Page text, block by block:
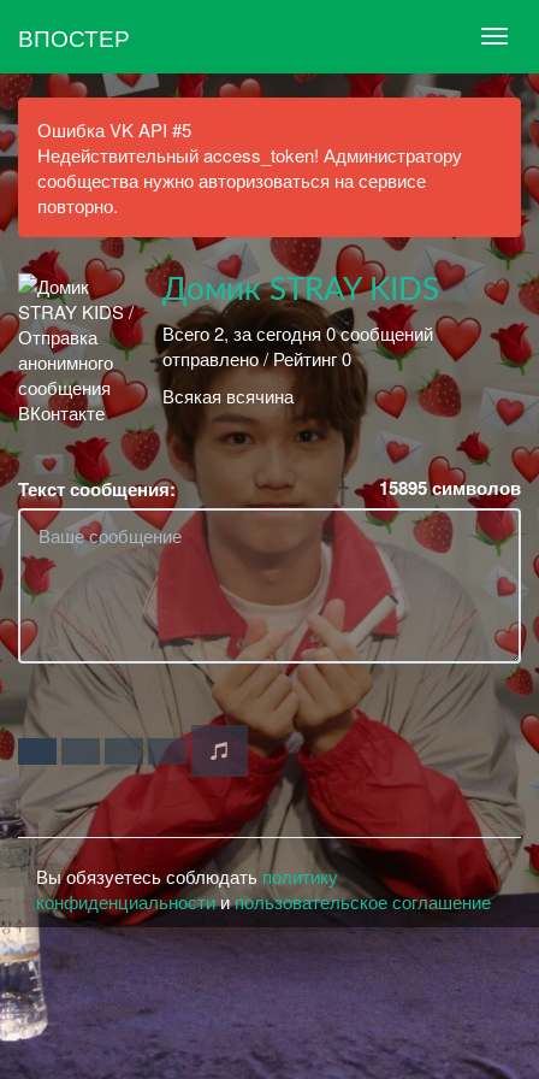
ВПОСТЕР
Ошибка VK API #5
Недействительный access_token! Администратору
сообщества нужно авторизоваться на сервисе
повторно.
Домик STRAY KIDS
Всего 2, за сегодня 0 сообщений
отправлено / Рейтинг 0
Всякая всячина
Текст сообщения: 15895символов
Вы обязуетесь соблюдать политику
конфиденциальностиипользовательское соглашение